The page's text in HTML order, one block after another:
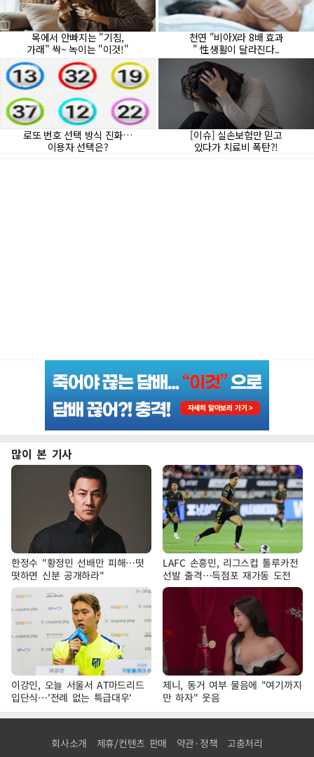
많이 본 기사
한정수 "황정민 선배만 피해…떳
떳하면 신분 공개하라"
LAFC 손흥민, 리그스컵 톨루카전
선발 출격…득점포 재가동 도전
이강인, 오늘 서울서 AT마드리드
입단식…'전례 없는 특급대우'
제니, 동거 여부 물음에 "여기까지
만 하자" 웃음
회사소개 제휴/컨텐츠 판매 약관·정책 고충처리